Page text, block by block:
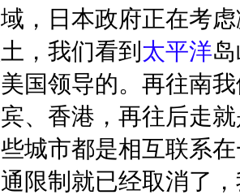
，日本政府正在考
，我们看到 太平洋
国领导的。再往南
、香港，再往后走
城市都是相互联系
限制就已经取消了